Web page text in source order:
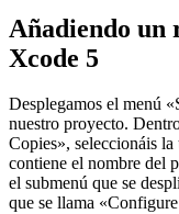
Añadiendo un
Xcode 5
Desplegamos el menú
nuestro proyecto.
Copies», seleccionáis
contiene el nombre del
el submenú que se
que se llama